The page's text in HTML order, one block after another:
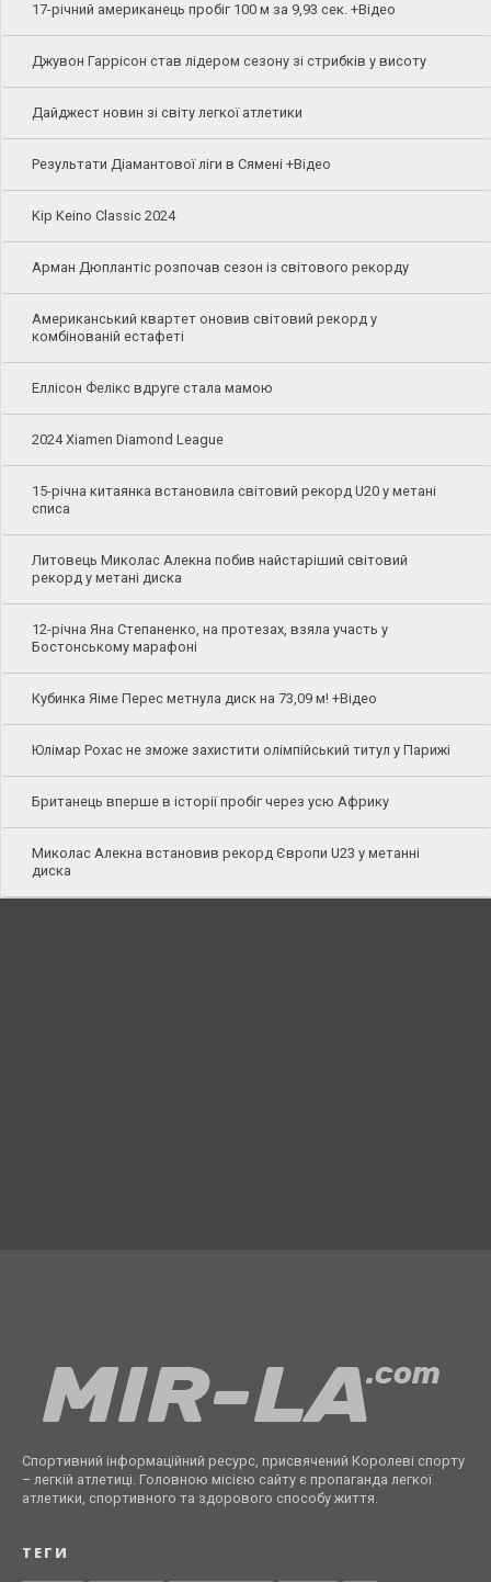
17-річний американець пробіг 100 м за 9,93 сек. +Відео
Джувон Гаррісон став лідером сезону зі стрибків у висоту
Дайджест новин зі світу легкої атлетики
Результати Діамантової ліги в Сямені +Відео
Kip Keino Classic 2024
Арман Дюплантіс розпочав сезон із світового рекорду
Американський квартет оновив світовий рекорд у
комбінованій естафеті
Еллісон Фелікс вдруге стала мамою
2024 Xiamen Diamond League
15-річна китаянка встановила світовий рекорд U20 у метані
списа
Литовець Миколас Алекна побив найстаріший світовий
рекорд у метані диска
12-річна Яна Степаненко, на протезах, взяла участь у
Бостонському марафоні
Кубинка Яіме Перес метнула диск на 73,09 м! +Відео
Юлімар Рохас не зможе захистити олімпійський титул у Парижі
Британець вперше в історії пробіг через усю Африку
Миколас Алекна встановив рекорд Європи U23 у метанні
диска
Спортивний інформаційний ресурс, присвячений Королеві спорту
– легкій атлетиці. Головною місією сайту є пропаганда легкої
атлетики, спортивного та здорового способу життя.
ТЕГИ